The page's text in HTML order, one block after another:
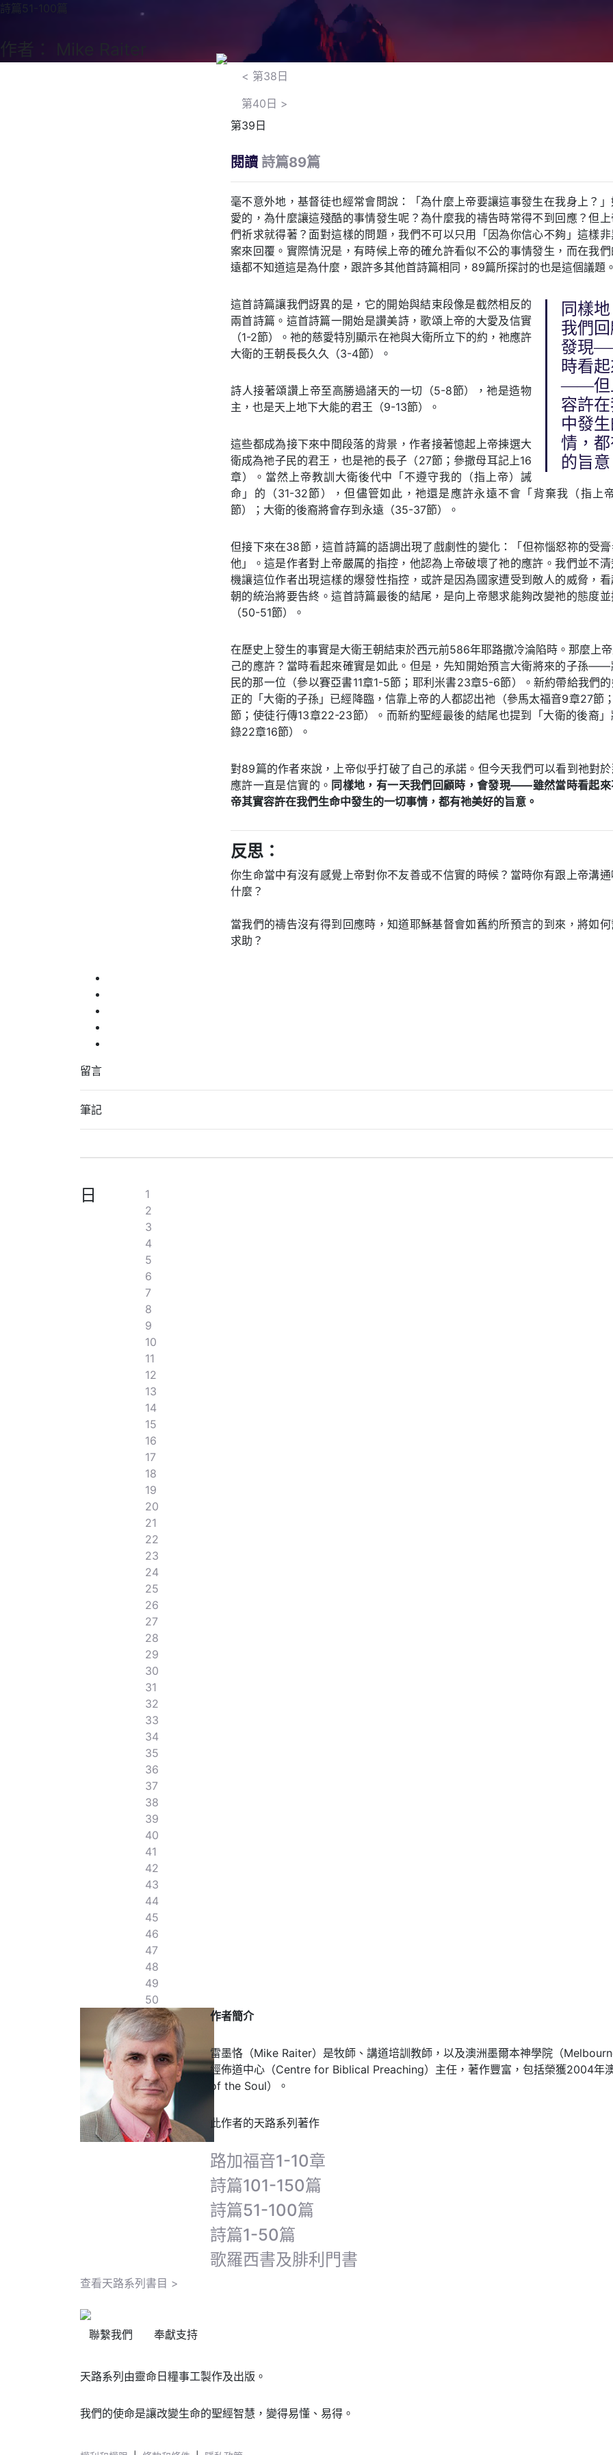
詩篇51-100篇
作者： Mike Raiter
< 第38日
第40日 >
第39日
閱讀 詩篇89篇
毫不意外地，基督徒也經常會問說：「為什麼上帝要讓這事發生在我身上？
愛的，為什麼讓這殘酷的事情發生呢？為什麼我的禱告時常得不到回應？但
們祈求就得著？面對這樣的問題，我們不可以只用「因為你信心不夠」這樣
案來回覆。實際情況是，有時候上帝的確允許看似不公的事情發生，而在我
遠都不知道這是為什麼，跟許多其他首詩篇相同，89篇所探討的也是這個議題。
同樣
我們
發現
時看
——但
容許
中發
情，
的旨意
這首詩篇讓我們訝異的是，它的開始與結束段像是截然相反的
兩首詩篇。這首詩篇一開始是讚美詩，歌頌上帝的大愛及信實
（1-2節）。祂的慈愛特別顯示在祂與大衛所立下的約，祂應許
大衛的王朝長長久久（3-4節）。
詩人接著頌讚上帝至高勝過諸天的一切（5-8節），祂是造物
主，也是天上地下大能的君王（9-13節）。
這些都成為接下來中間段落的背景，作者接著憶起上帝揀選大
衛成為祂子民的君王，也是祂的長子（27節；參撒母耳記上16
章）。當然上帝教訓大衛後代中「不遵守我的（指上帝）誡
命」的（31-32節），但儘管如此，祂還是應許永遠不會「背棄我（指上
節）；大衛的後裔將會存到永遠（35-37節）。
但接下來在38節，這首詩篇的語調出現了戲劇性的變化：「但祢惱怒祢的受
他」。這是作者對上帝嚴厲的指控，他認為上帝破壞了祂的應許。我們並不
機讓這位作者出現這樣的爆發性指控，或許是因為國家遭受到敵人的威脅，
朝的統治將要告終。這首詩篇最後的結尾，是向上帝懇求能夠改變祂的態度
（50-51節）。
在歷史上發生的事實是大衛王朝結束於西元前586年耶路撒冷淪陷時。那麼上
己的應許？當時看起來確實是如此。但是，先知開始預言大衛將來的子孫——
民的那一位（參以賽亞書11章1-5節；耶利米書23章5-6節）。新約帶給我們
正的「大衛的子孫」已經降臨，信靠上帝的人都認出祂（參馬太福音9章27節
節；使徒行傳13章22-23節）。而新約聖經最後的結尾也提到「大衛的後裔
錄22章16節）。
對89篇的作者來說，上帝似乎打破了自己的承諾。但今天我們可以看到祂對
應許一直是信實的。 同樣地，有一天我們回顧時，會發現——雖然當時看起
帝其實容許在我們生命中發生的一切事情，都有祂美好的旨意。
反思：
你生命當中有沒有感覺上帝對你不友善或不信實的時候？當時你有跟上帝溝
什麼？
當我們的禱告沒有得到回應時，知道耶穌基督會如舊約所預言的到來，將如
求助？
留言
筆記
日
1
2
3
4
5
6
7
8
9
10
11
12
13
14
15
16
17
18
19
20
21
22
23
24
25
26
27
28
29
30
31
32
33
34
35
36
37
38
39
40
41
42
43
44
45
46
47
48
49
50
作者簡介
雷墨恪（Mike Raiter）是牧師、講道培訓教師，以及澳洲墨爾本神學院（
經佈道中心（Centre for Biblical Preaching）主任，著作豐富，包括榮獲2004年
of the Soul）。
此作者的天路系列著作
路加福音1-10章
詩篇101-150篇
詩篇51-100篇
詩篇1-50篇
歌羅西書及腓利門書
查看天路系列書目 >
聯繫我們 奉獻支持
天路系列由靈命日糧事工製作及出版。
我們的使命是讓改變生命的聖經智慧，變得易懂、易得。